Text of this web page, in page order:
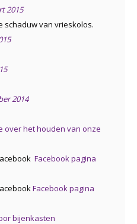
2015
schaduw van vrieskolos.
2014
over het houden van onze
Facebook pagina
Facebook pagina
bijenkasten